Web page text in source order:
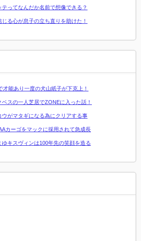
ってなんだか名前で想像できる？
る心が息子の立ち直りを助けた！
能あり一度の犬山紙子が下克上！
スの一人芝居でZONEに入った話！
ウがマタギになる為にクリアする事
カーゴをマックに採用されて急成長
キスヴィンは100年先の笑顔を造る